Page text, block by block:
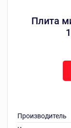
Плита
Производитель